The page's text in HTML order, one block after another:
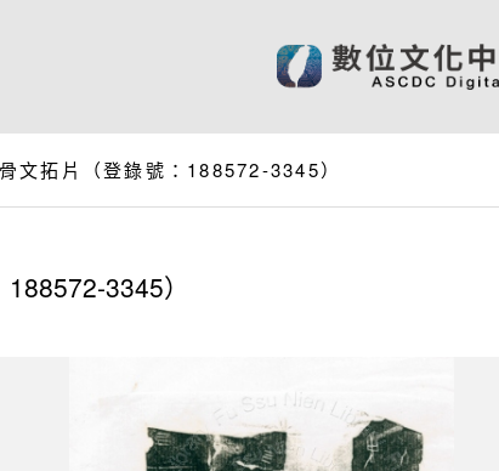
文拓片（登錄號：188572-3345）
3345）